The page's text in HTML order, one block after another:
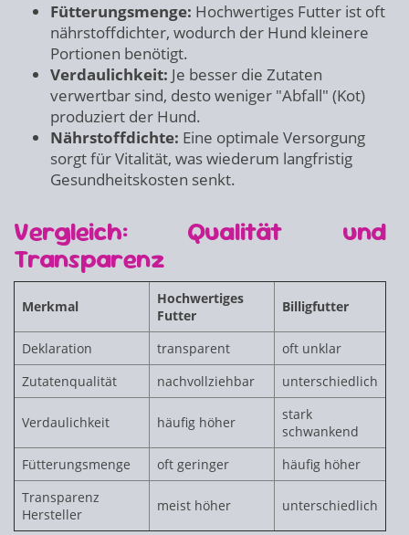
Fütterungsmenge: Hochwertiges Futter ist oft
nährstoffdichter, wodurch der Hund kleinere
Portionen benötigt.
Verdaulichkeit: Je besser die Zutaten
verwertbar sind, desto weniger "Abfall" (Kot)
produziert der Hund.
Nährstoffdichte: Eine optimale Versorgung
sorgt für Vitalität, was wiederum langfristig
Gesundheitskosten senkt.
Vergleich: Qualität und
Transparenz
Merkmal
Hochwertiges
Futter
Billigfutter
Deklaration transparent
oft unklar
Zutatenqualität
nachvollziehbar unterschiedlich
Verdaulichkeit häufig höher
stark
schwankend
Fütterungsmenge
oft geringer
häufig höher
Transparenz
Hersteller
meist höher unterschiedlich